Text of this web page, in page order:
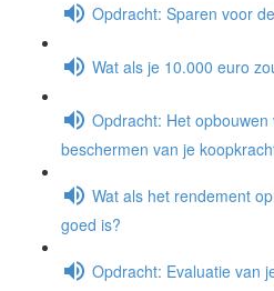
Opdracht: Sparen voor
Wat als je 10.000 euro
Opdracht: Het
beschermen van je
Wat als het rendement
goed is?
Opdracht: Evaluatie van